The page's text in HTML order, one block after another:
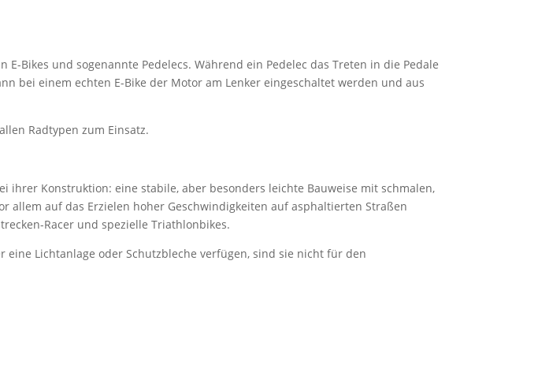
Bikes und sogenannte Pedelecs. Während ein Pedelec das Treten in die Pedale
bei einem echten E-Bike der Motor am Lenker eingeschaltet werden und aus
Radtypen zum Einsatz.
Konstruktion: eine stabile, aber besonders leichte Bauweise mit schmalen,
allem auf das Erzielen hoher Geschwindigkeiten auf asphaltierten Straßen
Racer und spezielle Triathlonbikes.
Lichtanlage oder Schutzbleche verfügen, sind sie nicht für den